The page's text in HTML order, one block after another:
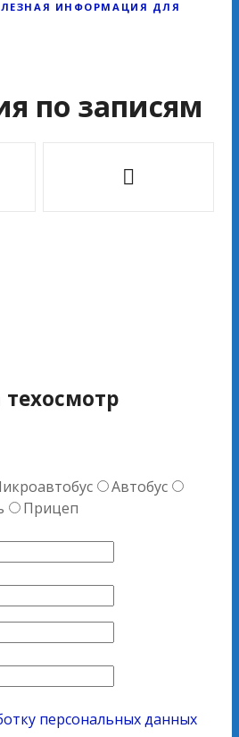
ИНФОРМАЦИЯ ДЛЯ
по записям
техосмотр
Автобус
Прицеп
персональных данных